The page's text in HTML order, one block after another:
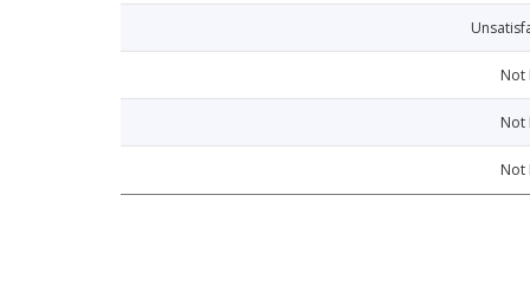
Not
Not
Not